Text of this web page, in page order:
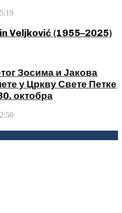
Veljković (1955–2025)
Зосима и Јакова
у Цркву Свете Петке
октобра